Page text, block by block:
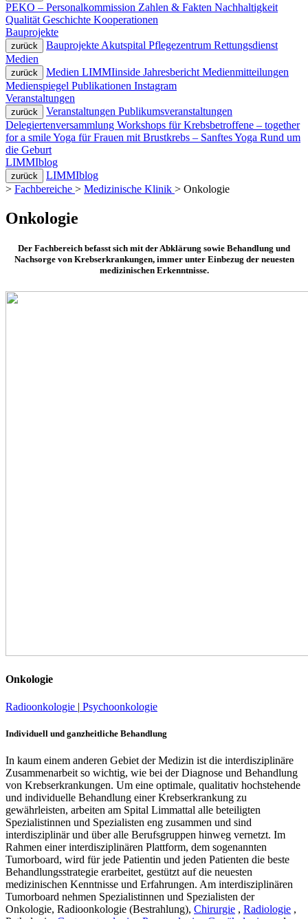
PEKO – Personalkommission Zahlen & Fakten Nachhaltigkeit
Qualität Geschichte Kooperationen
Bauprojekte
zurück Bauprojekte Akutspital Pflegezentrum Rettungsdienst
Medien
zurück Medien LIMMIinside Jahresbericht Medienmitteilungen
Medienspiegel Publikationen Instagram
Veranstaltungen
zurück Veranstaltungen Publikumsveranstaltungen
Delegiertenversammlung Workshops für Krebsbetroffene – together
for a smileYoga für Frauen mit Brustkrebs – Sanftes Yoga Rund um
die Geburt
LIMMIblog
zurück
LIMMIblog
> Fachbereiche > Medizinische Klinik > Onkologie
Onkologie
Der Fachbereich befasst sich mit der Abklärung sowie Behandlung und
Nachsorge von Krebserkrankungen, immer unter Einbezug der neuesten
medizinischen Erkenntnisse.
Onkologie
Radioonkologie | Psychoonkologie
Individuell und ganzheitliche Behandlung
In kaum einem anderen Gebiet der Medizin ist die interdisziplinäre
Zusammenarbeit so wichtig, wie bei der Diagnose und Behandlung
von Krebserkrankungen. Um eine optimale, qualitativ hochstehende
und individuelle Behandlung einer Krebserkrankung zu
gewährleisten, arbeiten am Spital Limmattal alle beteiligten
Spezialistinnen und Spezialisten eng zusammen und sind
interdisziplinär und über alle Berufsgruppen hinweg vernetzt. Im
Rahmen einer interdisziplinären Plattform, dem sogenannten
Tumorboard, wird für jede Patientin und jeden Patienten die beste
Behandlungsstrategie erarbeitet, gestützt auf die neuesten
medizinischen Kenntnisse und Erfahrungen. Am interdisziplinären
Tumorboard nehmen Spezialistinnen und Spezialisten der
Onkologie, Radioonkologie (Bestrahlung), Chirurgie , Radiologie ,